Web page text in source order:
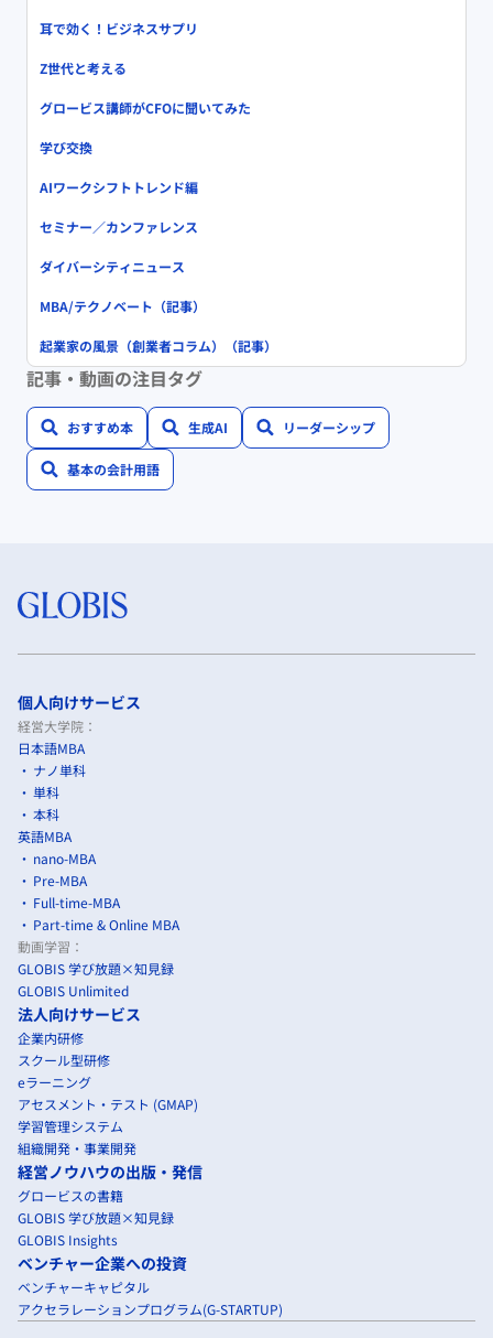
耳で効く！ビジネスサプリ
Z世代と考える
グロービス講師がCFOに聞いてみた
学び交換
AIワークシフトトレンド編
セミナー／カンファレンス
ダイバーシティニュース
MBA/テクノベート（記事）
起業家の風景（創業者コラム）（記事）
記事・動画の注目タグ
おすすめ本 生成AI リーダーシップ
基本の会計用語
個人向けサービス
経営大学院：
日本語MBA
ナノ単科
単科
本科
英語MBA
nano-MBA
Pre-MBA
Full-time-MBA
Part-time & Online MBA
動画学習：
GLOBIS 学び放題×知見録
GLOBIS Unlimited
法人向けサービス
企業内研修
スクール型研修
eラーニング
アセスメント・テスト (GMAP)
学習管理システム
組織開発・事業開発
経営ノウハウの出版・発信
グロービスの書籍
GLOBIS 学び放題×知見録
GLOBIS Insights
ベンチャー企業への投資
ベンチャーキャピタル
アクセラレーションプログラム(G-STARTUP)